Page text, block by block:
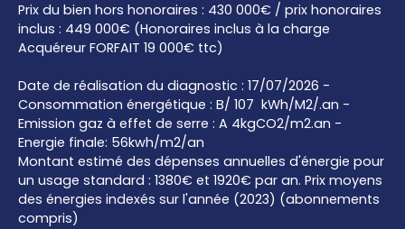
Prix du bien hors honoraires : 430 000€ / prix honoraires
inclus : 449 000€ (Honoraires inclus à la charge
Acquéreur FORFAIT 19 000€ ttc)
Date de réalisation du diagnostic : 17/07/2026 -
Consommation énergétique : B/ 107 kWh/M2/.an -
Emission gaz à effet de serre : A 4kgCO2/m2.an -
Energie finale: 56kwh/m2/an
Montant estimé des dépenses annuelles d'énergie pour
un usage standard : 1380€ et 1920€ par an. Prix moyens
des énergies indexés sur l'année (2023) (abonnements
compris)